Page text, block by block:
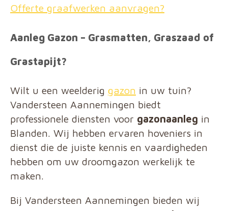
Offerte graafwerken aanvragen?
Aanleg Gazon – Grasmatten, Graszaad of
Grastapijt?
Wilt u een weelderig gazon in uw tuin?
Vandersteen Aannemingen biedt
professionele diensten voor gazonaanleg in
Blanden. Wij hebben ervaren hoveniers in
dienst die de juiste kennis en vaardigheden
hebben om uw droomgazon werkelijk te
maken.
Bij Vandersteen Aannemingen bieden wij